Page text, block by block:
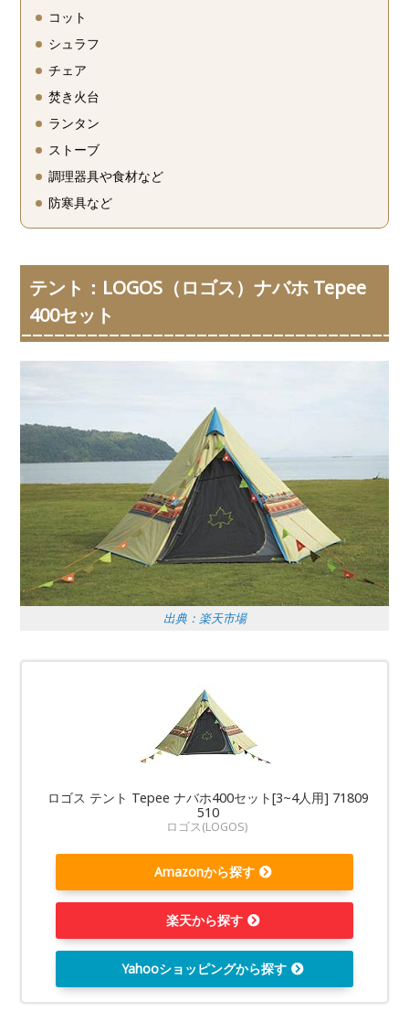
コット
シュラフ
チェア
焚き火台
ランタン
ストーブ
調理器具や食材など
防寒具など
テント：LOGOS（ロゴス）ナバホ Tepee
400セット
出典：楽天市場
ロゴス テント Tepee ナバホ400セット[3~4人用] 71809
510
ロゴス(LOGOS)
Amazonから探す
楽天から探す
Yahooショッピングから探す